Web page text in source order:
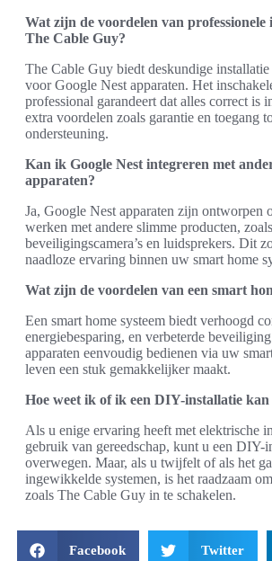
Wat zijn de voordelen van professionele
The Cable Guy?
The Cable Guy biedt deskundige
voor Google Nest apparaten. Het
professional garandeert dat alles correct is
extra voordelen zoals garantie en toegang
ondersteuning.
Kan ik Google Nest integreren met
apparaten?
Ja, Google Nest apparaten zijn ontworpen
werken met andere slimme producten,
beveiligingscamera’s en luidsprekers. Dit
naadloze ervaring binnen uw smart home
Wat zijn de voordelen van een smart
Een smart home systeem biedt verhoogd
energiebesparing, en verbeterde
apparaten eenvoudig bedienen via uw
leven een stuk gemakkelijker maakt.
Hoe weet ik of ik een DIY-installatie
Als u enige ervaring heeft met elektrische
gebruik van gereedschap, kunt u een DIY-
overwegen. Maar, als u twijfelt of als het
ingewikkelde systemen, is het raadzaam
zoals The Cable Guy in te schakelen.
Facebook Twitter